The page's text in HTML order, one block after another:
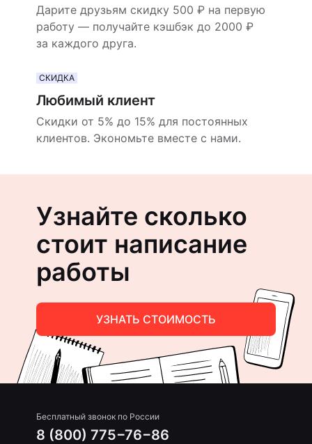
Дарите друзьям скидку 500 ₽ на первую
работу — получайте кэшбэк до 2000 ₽
за каждого друга.
СКИДКА
Любимый клиент
Скидки от 5% до 15% для постоянных
клиентов. Экономьте вместе с нами.
Узнайте сколько
стоит написание
работы
УЗНАТЬ СТОИМОСТЬ
Бесплатный звонок по России
8 (800) 775−76−86